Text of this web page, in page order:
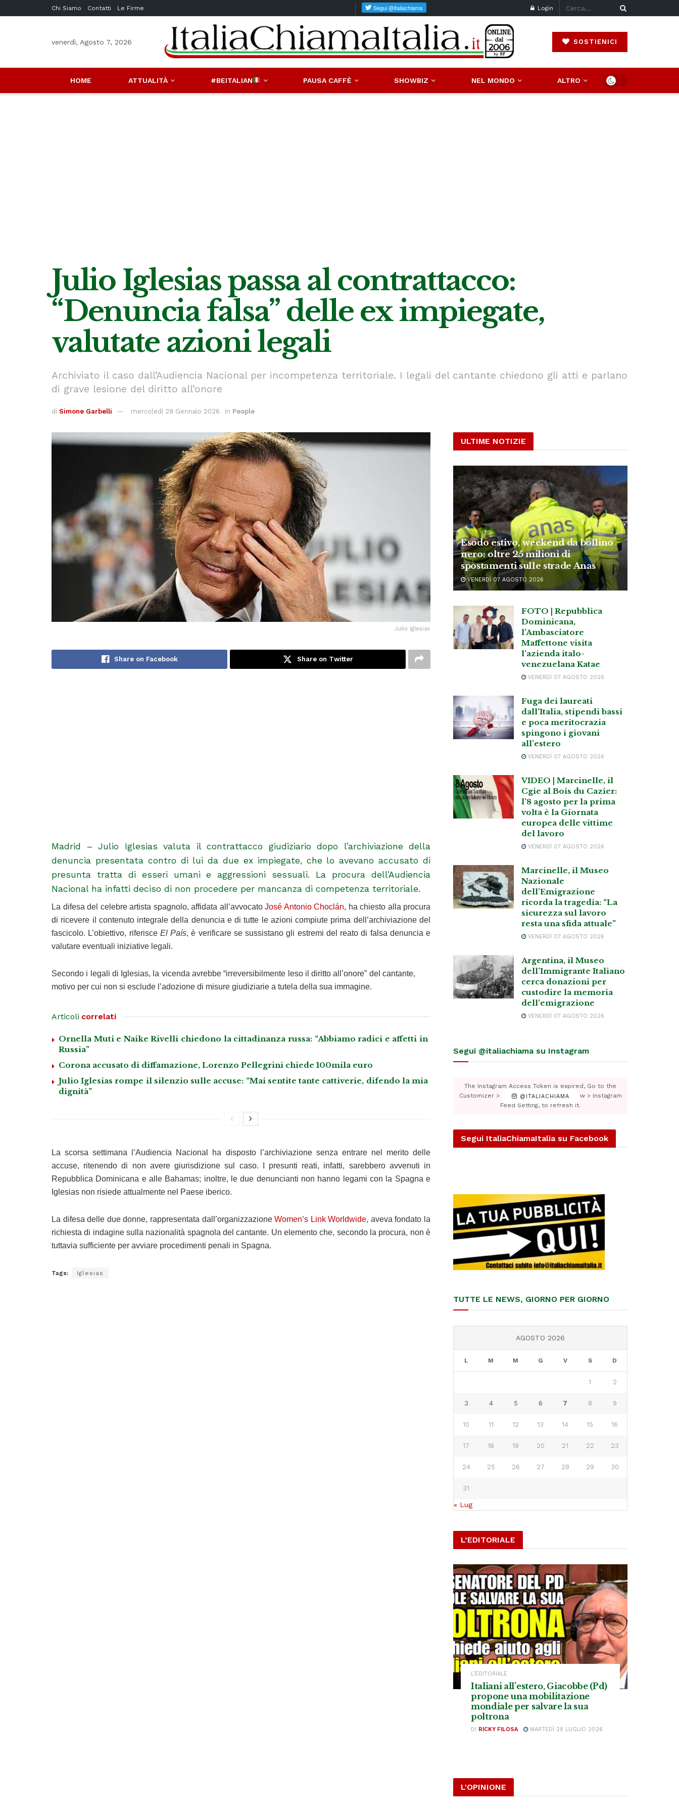
Chi Siamo Contatti Le Firme Login
venerdì, Agosto 7, 2026 SOSTIENICI
HOME ATTUALITÀ #BEITALIAN PAUSA CAFFÈ SHOWBIZ NEL MONDO ALTRO
Julio Iglesias passa al contrattacco:
“Denuncia falsa” delle ex impiegate,
valutate azioni legali
Archiviato il caso dall’Audiencia Nacional per incompetenza territoriale. I legali del cantante chiedono gli atti e parlano
di grave lesione del diritto all’onore
di Simone Garbelli mercoledì 28 Gennaio 2026 in People
Julio Iglesias
Share on Facebook Share on Twitter
Madrid – Julio Iglesias valuta il contrattacco giudiziario dopo l’archiviazione della
denuncia presentata contro di lui da due ex impiegate, che lo avevano accusato di
presunta tratta di esseri umani e aggressioni sessuali. La procura dell’Audiencia
Nacional ha infatti deciso di non procedere per mancanza di competenza territoriale.
La difesa del celebre artista spagnolo, affidata all’avvocato José Antonio Choclán, ha chiesto alla procura
di ricevere il contenuto integrale della denuncia e di tutte le azioni compiute prima dell’archiviazione del
fascicolo. L’obiettivo, riferisce El País, è verificare se sussistano gli estremi del reato di falsa denuncia e
valutare eventuali iniziative legali.
Secondo i legali di Iglesias, la vicenda avrebbe “irreversibilmente leso il diritto all’onore” del cantante,
motivo per cui non si esclude l’adozione di misure giudiziarie a tutela della sua immagine.
Articoli correlati
Ornella Muti e Naike Rivelli chiedono la cittadinanza russa: “Abbiamo radici e affetti in
Russia”
Corona accusato di diffamazione, Lorenzo Pellegrini chiede 100mila euro
Julio Iglesias rompe il silenzio sulle accuse: “Mai sentite tante cattiverie, difendo la mia
dignità”
La scorsa settimana l’Audiencia Nacional ha disposto l’archiviazione senza entrare nel merito delle
accuse, ritenendo di non avere giurisdizione sul caso. I presunti reati, infatti, sarebbero avvenuti in
Repubblica Dominicana e alle Bahamas; inoltre, le due denuncianti non hanno legami con la Spagna e
Iglesias non risiede attualmente nel Paese iberico.
La difesa delle due donne, rappresentata dall’organizzazioneWomen’s Link Worldwide, aveva fondato la
richiesta di indagine sulla nazionalità spagnola del cantante. Un elemento che, secondo la procura, non è
tuttavia sufficiente per avviare procedimenti penali in Spagna.
Tags: Iglesias
ULTIME NOTIZIE
Esodo estivo, weekend da bollino
nero: oltre 25 milioni di
spostamenti sulle strade Anas
VENERDÌ 07 AGOSTO 2026
FOTO | Repubblica
Dominicana,
l’Ambasciatore
Maffettone visita
l’azienda italo-
venezuelana Katae
VENERDÌ 07 AGOSTO 2026
Fuga dei laureati
dall’Italia, stipendi bassi
e poca meritocrazia
spingono i giovani
all’estero
VENERDÌ 07 AGOSTO 2026
VIDEO | Marcinelle, il
Cgie al Bois du Cazier:
l’8 agosto per la prima
volta è la Giornata
europea delle vittime
del lavoro
VENERDÌ 07 AGOSTO 2026
Marcinelle, il Museo
Nazionale
dell’Emigrazione
ricorda la tragedia: “La
sicurezza sul lavoro
resta una sfida attuale”
VENERDÌ 07 AGOSTO 2026
Argentina, il Museo
dell’Immigrante Italiano
cerca donazioni per
custodire la memoria
dell’emigrazione
VENERDÌ 07 AGOSTO 2026
Segui @italiachiama su Instagram
@ITALIACHIAMA
The Instagram Access Token is expired, Go to the
Customizer > JNews : Social, Like & View > Instagram
Feed Setting, to refresh it.
Segui ItaliaChiamaItalia su Facebook
TUTTE LE NEWS, GIORNO PER GIORNO
AGOSTO 2026
L M M G V S D
1 2
3 4 5 6 7 8 9
10 11 12 13 14 15 16
17 18 19 20 21 22 23
24 25 26 27 28 29 30
31
« Lug
L’EDITORIALE
L’EDITORIALE
Italiani all’estero, Giacobbe (Pd)
propone una mobilitazione
mondiale per salvare la sua
poltrona
DI RICKY FILOSA MARTEDÌ 28 LUGLIO 2026
L'OPINIONE